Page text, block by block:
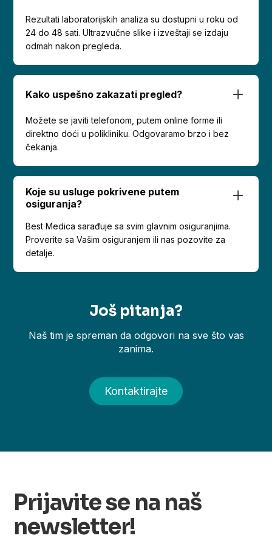
Rezultati laboratorijskih analiza su dostupni u roku od
24 do 48 sati. Ultrazvučne slike i izveštaji se izdaju
odmah nakon pregleda.
Kako uspešno zakazati pregled?
Možete se javiti telefonom, putem online forme ili
direktno doći u polikliniku. Odgovaramo brzo i bez
čekanja.
Koje su usluge pokrivene putem
osiguranja?
Best Medica sarađuje sa svim glavnim osiguranjima.
Proverite sa Vašim osiguranjem ili nas pozovite za
detalje.
Još pitanja?
Naš tim je spreman da odgovori na sve što vas
zanima.
Kontaktirajte
Prijavite se na naš
newsletter!